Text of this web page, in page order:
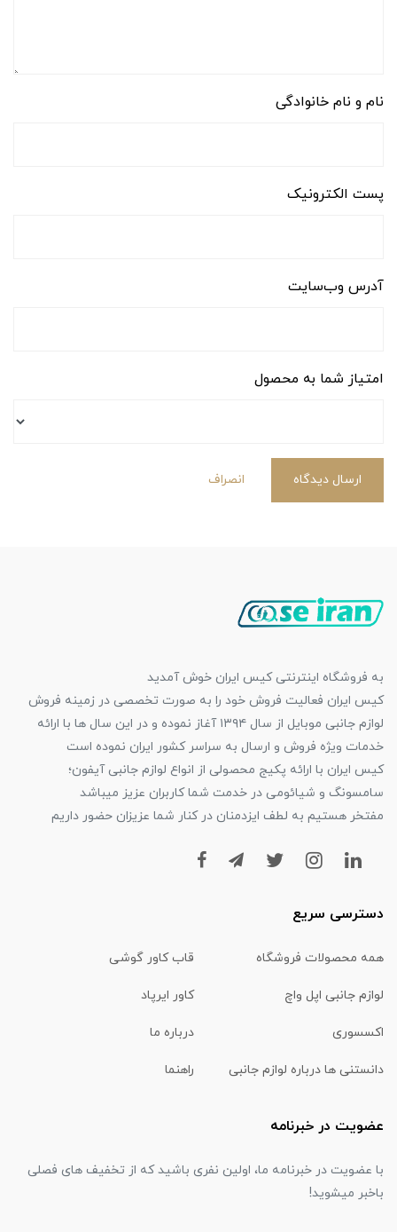
نام و نام خانوادگی
پست الکترونیک
آدرس وب‌سایت
امتیاز شما به محصول
ارسال دیدگاه انصراف
به فروشگاه اینترنتی کیس ایران خوش آمدید
کیس ایران فعالیت فروش خود را به صورت تخصصی در زمینه فروش
لوازم جانبی موبایل از سال ۱۳۹۴ آغاز نموده و در این سال ها با ارائه
خدمات ویژه فروش و ارسال به سراسر کشور ایران نموده است
کیس ایران با ارائه پکیج محصولی از انواع لوازم جانبی آیفون؛
سامسونگ و شیائومی در خدمت شما کاربران عزیز میباشد
مفتخر هستیم به لطف ایزدمنان در کنار شما عزیزان حضور داریم
دسترسی سریع
همه محصولات فروشگاه قاب کاور گوشی
لوازم جانبی اپل واچ کاور ایرپاد
اکسسوری درباره ما
دانستنی ها درباره لوازم جانبی راهنما
عضویت در خبرنامه
با عضویت در خبرنامه ما، اولین نفری باشید که از تخفیف های فصلی
باخبر میشوید!